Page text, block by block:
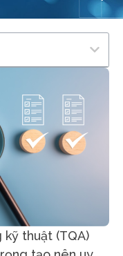
thuật (TQA)